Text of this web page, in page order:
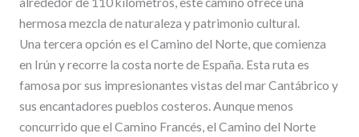
hermosa mezcla de naturaleza y patrimonio cultural.
Una tercera opción es el Camino del Norte, que comienza
en Irún y recorre la costa norte de España. Esta ruta es
famosa por sus impresionantes vistas del mar Cantábrico y
sus encantadores pueblos costeros. Aunque menos
concurrido que el Camino Francés, el Camino del Norte